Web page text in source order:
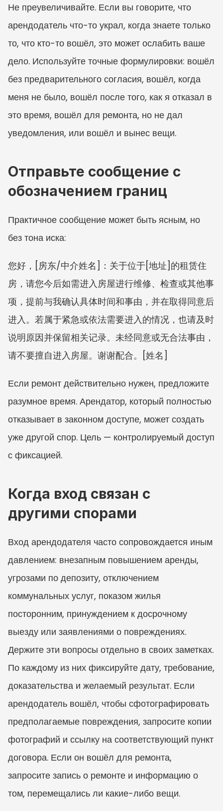
Не преувеличивайте. Если вы говорите, что
арендодатель что-то украл, когда знаете только
то, что кто-то вошёл, это может ослабить ваше
дело. Используйте точные формулировки: вошёл
без предварительного согласия, вошёл, когда
меня не было, вошёл после того, как я отказал в
это время, вошёл для ремонта, но не дал
уведомления, или вошёл и вынес вещи.
Отправьте сообщение с
обозначением границ
Практичное сообщение может быть ясным, но
без тона иска:
您好，[房东/中介姓名]：关于位于[地址]的租赁住
房，请您今后如需进入房屋进行维修、检查或其他事
项，提前与我确认具体时间和事由，并在取得同意后
进入。若属于紧急或依法需要进入的情况，也请及时
说明原因并保留相关记录。未经同意或无合法事由，
请不要擅自进入房屋。谢谢配合。[姓名]
Если ремонт действительно нужен, предложите
разумное время. Арендатор, который полностью
отказывает в законном доступе, может создать
уже другой спор. Цель — контролируемый доступ
с фиксацией.
Когда вход связан с
другими спорами
Вход арендодателя часто сопровождается иным
давлением: внезапным повышением аренды,
угрозами по депозиту, отключением
коммунальных услуг, показом жилья
посторонним, принуждением к досрочному
выезду или заявлениями о повреждениях.
Держите эти вопросы отдельно в своих заметках.
По каждому из них фиксируйте дату, требование,
доказательства и желаемый результат. Если
арендодатель вошёл, чтобы сфотографировать
предполагаемые повреждения, запросите копии
фотографий и ссылку на соответствующий пункт
договора. Если он вошёл для ремонта,
запросите запись о ремонте и информацию о
том, перемещались ли какие-либо вещи.